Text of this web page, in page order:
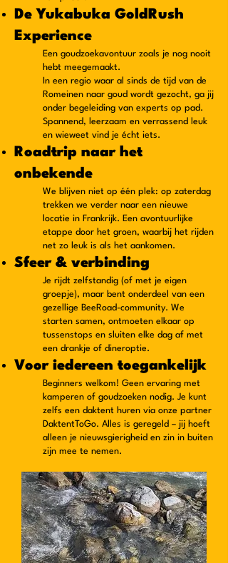
De Yukabuka GoldRush
Experience
Een goudzoekavontuur zoals je nog nooit
hebt meegemaakt.
In een regio waar al sinds de tijd van de
Romeinen naar goud wordt gezocht, ga jij
onder begeleiding van experts op pad.
Spannend, leerzaam en verrassend leuk
en wieweet vind je écht iets.
Roadtrip naar het
onbekende
We blijven niet op één plek: op zaterdag
trekken we verder naar een nieuwe
locatie in Frankrijk. Een avontuurlijke
etappe door het groen, waarbij het rijden
net zo leuk is als het aankomen.
Sfeer & verbinding
Je rijdt zelfstandig (of met je eigen
groepje), maar bent onderdeel van een
gezellige BeeRoad-community. We
starten samen, ontmoeten elkaar op
tussenstops en sluiten elke dag af met
een drankje of dineroptie.
Voor iedereen toegankelijk
Beginners welkom! Geen ervaring met
kamperen of goudzoeken nodig. Je kunt
zelfs een daktent huren via onze partner
DaktentToGo. Alles is geregeld – jij hoeft
alleen je nieuwsgierigheid en zin in buiten
zijn mee te nemen.